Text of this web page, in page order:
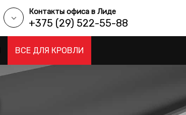
Контакты офиса в Лиде
+375 (29) 522-55-88
ВСЕ ДЛЯ КРОВЛИ